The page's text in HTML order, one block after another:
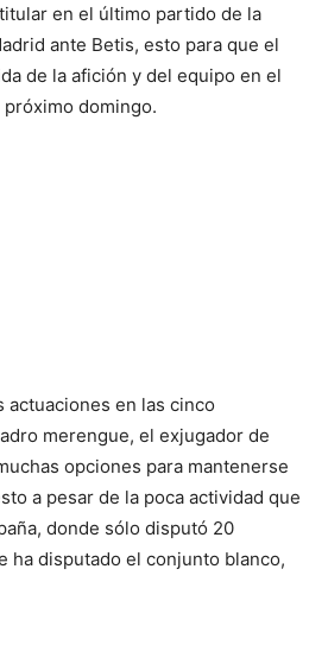
en el último partido de la
ante Betis, esto para que el
de la afición y del equipo en el
domingo.
actuaciones en las cinco
merengue, el exjugador de
opciones para mantenerse
a pesar de la poca actividad que
donde sólo disputó 20
ha disputado el conjunto blanco,